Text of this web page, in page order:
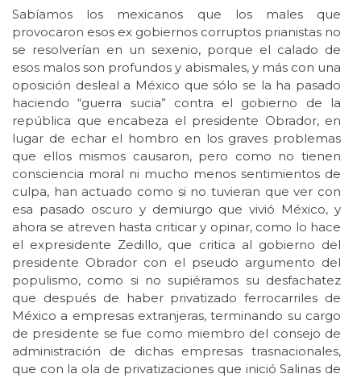
Sabíamos los mexicanos que los males que
provocaron esos ex gobiernos corruptos prianistas no
se resolverían en un sexenio, porque el calado de
esos malos son profundos y abismales, y más con una
oposición desleal a México que sólo se la ha pasado
haciendo “guerra sucia” contra el gobierno de la
república que encabeza el presidente Obrador, en
lugar de echar el hombro en los graves problemas
que ellos mismos causaron, pero como no tienen
consciencia moral ni mucho menos sentimientos de
culpa, han actuado como si no tuvieran que ver con
esa pasado oscuro y demiurgo que vivió México, y
ahora se atreven hasta criticar y opinar, como lo hace
el expresidente Zedillo, que critica al gobierno del
presidente Obrador con el pseudo argumento del
populismo, como si no supiéramos su desfachatez
que después de haber privatizado ferrocarriles de
México a empresas extranjeras, terminando su cargo
de presidente se fue como miembro del consejo de
administración de dichas empresas trasnacionales,
que con la ola de privatizaciones que inició Salinas de